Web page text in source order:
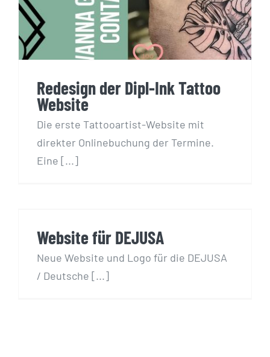
Redesign der Dipl-Ink Tattoo
Website
Die erste Tattooartist-Website mit
direkter Onlinebuchung der Termine.
Eine [...]
Website für DEJUSA
Neue Website und Logo für die DEJUSA
/ Deutsche [...]